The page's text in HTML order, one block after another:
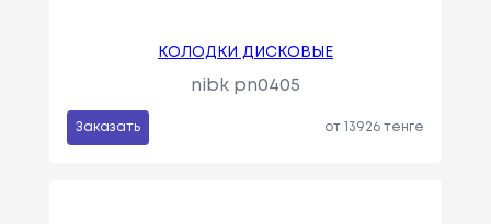
КОЛОДКИ ДИСКОВЫЕ
nibk pn0405
Заказать от 13926 тенге